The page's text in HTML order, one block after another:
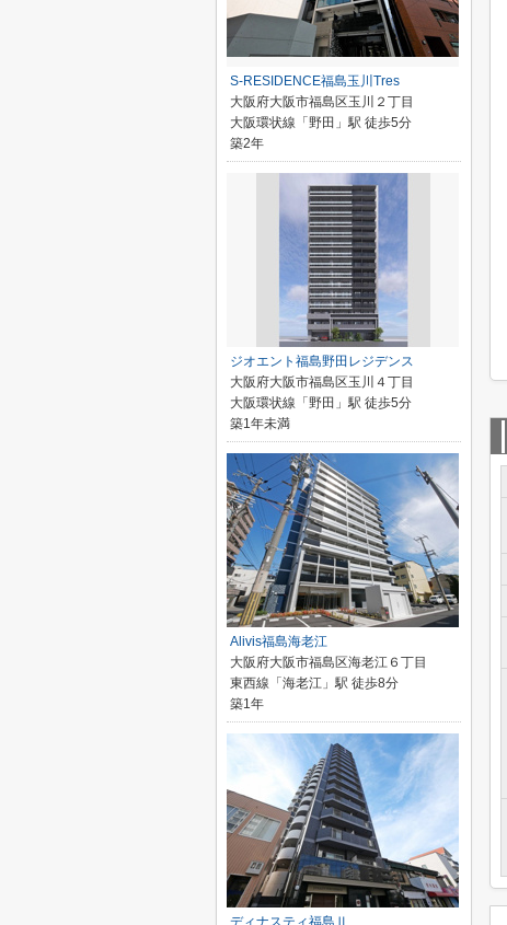
S-RESIDENCE福島玉川Tres
大阪府大阪市福島区玉川２丁目
大阪環状線「野田」駅 徒歩5分
築2年
ジオエント福島野田レジデンス
大阪府大阪市福島区玉川４丁目
大阪環状線「野田」駅 徒歩5分
築1年未満
Alivis福島海老江
大阪府大阪市福島区海老江６丁目
東西線「海老江」駅 徒歩8分
築1年
ディナスティ福島Ⅱ